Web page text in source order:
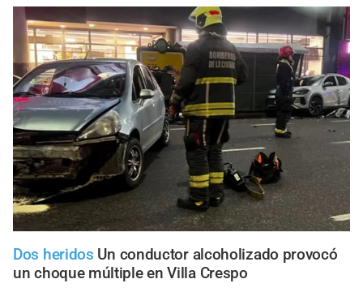
Dos heridos Un conductor alcoholizado provocó
un choque múltiple en Villa Crespo